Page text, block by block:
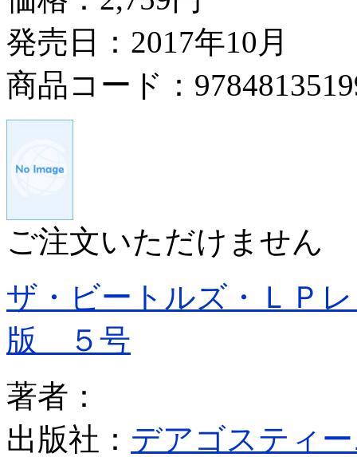
発売日：2017年10月
商品コード：
ご注文いただけません
ザ・ビートルズ・ＬＰ
版 ５号
著者：
出版社： デアゴスティ